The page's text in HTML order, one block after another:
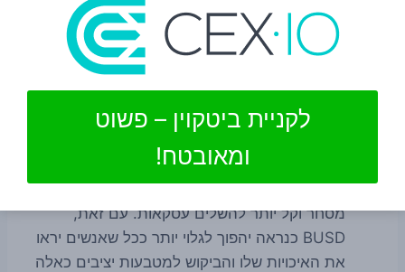
האמריקאים המבוטחים ב-FDIC ש-BUSD
משתמש בהם. USDT מגובה גם בהלוואות
מובטחות, אג"ח קונצרניות והשקעות שונות אחרות.
כמות עתודות המזומנים בפועל המשמשות
לתמיכה ב-USDT היא מינימלית בהשוואה למה
מכיוון ש-USDT זמין יותר, הוא תומך ביותר צמדי
מסחר וקל יותר להשלים עסקאות. עם זאת,
BUSD כנראה יהפוך לגלוי יותר ככל שאנשים יראו
את האיכויות שלו והביקוש למטבעות יציבים כאלה
לקניית ביטקוין – פשוט
ומאובטח!